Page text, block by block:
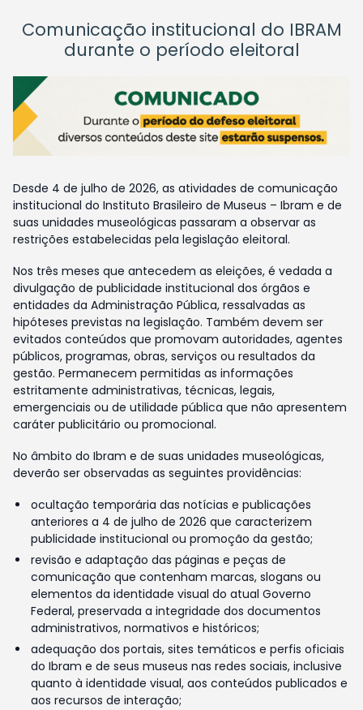
Comunicação institucional do IBRAM
durante o período eleitoral
Desde 4 de julho de 2026, as atividades de comunicação
institucional do Instituto Brasileiro de Museus – Ibram e de
suas unidades museológicas passaram a observar as
restrições estabelecidas pela legislação eleitoral.
Nos três meses que antecedem as eleições, é vedada a
divulgação de publicidade institucional dos órgãos e
entidades da Administração Pública, ressalvadas as
hipóteses previstas na legislação. Também devem ser
evitados conteúdos que promovam autoridades, agentes
públicos, programas, obras, serviços ou resultados da
gestão. Permanecem permitidas as informações
estritamente administrativas, técnicas, legais,
emergenciais ou de utilidade pública que não apresentem
caráter publicitário ou promocional.
No âmbito do Ibram e de suas unidades museológicas,
deverão ser observadas as seguintes providências:
ocultação temporária das notícias e publicações
anteriores a 4 de julho de 2026 que caracterizem
publicidade institucional ou promoção da gestão;
revisão e adaptação das páginas e peças de
comunicação que contenham marcas, slogans ou
elementos da identidade visual do atual Governo
Federal, preservada a integridade dos documentos
administrativos, normativos e históricos;
adequação dos portais, sites temáticos e perfis oficiais
do Ibram e de seus museus nas redes sociais, inclusive
quanto à identidade visual, aos conteúdos publicados e
aos recursos de interação;